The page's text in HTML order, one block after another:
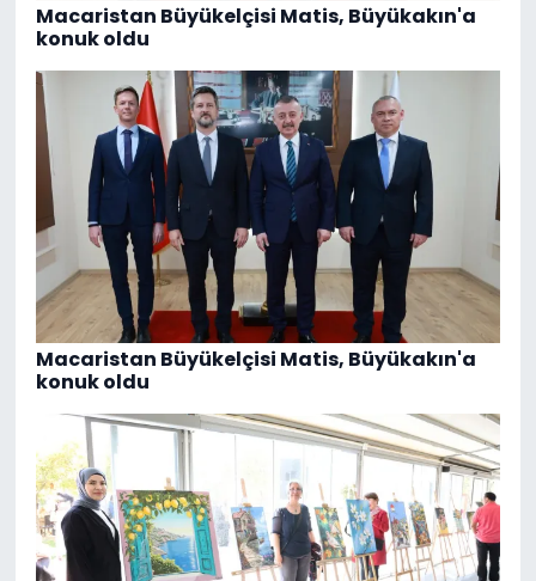
Macaristan Büyükelçisi Matis, Büyükakın'a
konuk oldu
Macaristan Büyükelçisi Matis, Büyükakın'a
konuk oldu